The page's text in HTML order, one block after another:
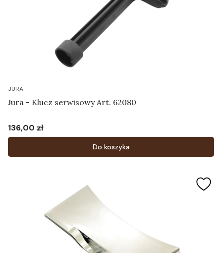
JURA
Jura - Klucz serwisowy Art. 62080
Cena
136,00 zł
Do koszyka